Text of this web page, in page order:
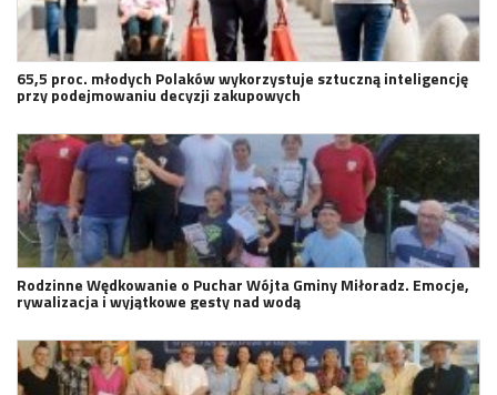
65,5 proc. młodych Polaków wykorzystuje sztuczną inteligencję
przy podejmowaniu decyzji zakupowych
Rodzinne Wędkowanie o Puchar Wójta Gminy Miłoradz. Emocje,
rywalizacja i wyjątkowe gesty nad wodą